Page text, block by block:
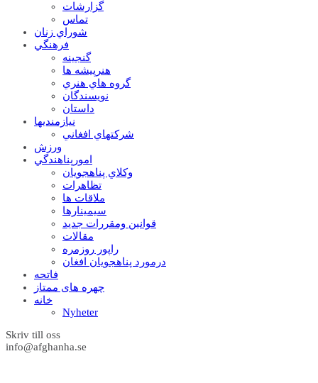
گزارشات
تماس
شوراي زنان
فرهنگي
گنجينه
هنرپيشه ها
گروه هاي هنري
نويسندگان
داستان
نيازمنديها
شرکتهاي افغاني
ورزش
امورپناهندگي
وکلاي پناهجويان
تظاهرات
ملاقات ها
سيمينارها
قوانين ومقررات جديد
مقالات
راپور روزمره
درمورد پناهجويان افغان
فاتحه
چهره های ممتاز
خانه
Nyheter
Skriv till oss
info@afghanha.se